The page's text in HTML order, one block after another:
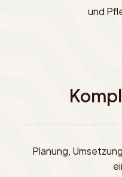
und
Planung,